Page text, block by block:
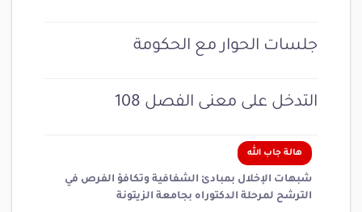
جلسات الحوار مع الحكومة
التدخل على معنى الفصل 108
هالة جاب الله
شبهات الإخلال بمبادئ الشفافية وتكافؤ الفرص في
الترشح لمرحلة الدكتوراه بجامعة الزيتونة